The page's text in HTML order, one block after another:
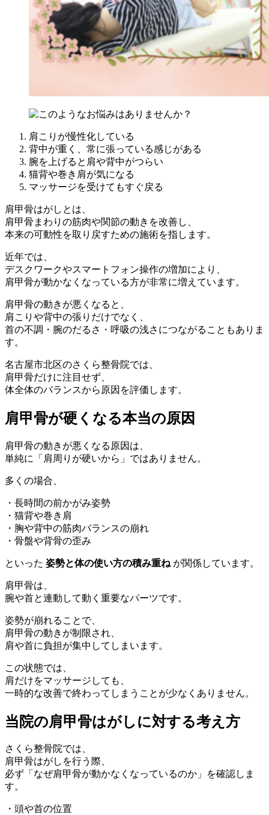
肩こりが慢性化している
背中が重く、常に張っている感じがある
腕を上げると肩や背中がつらい
猫背や巻き肩が気になる
マッサージを受けてもすぐ戻る
肩甲骨はがしとは、
肩甲骨まわりの筋肉や関節の動きを改善し、
本来の可動性を取り戻すための施術を指します。
近年では、
デスクワークやスマートフォン操作の増加により、
肩甲骨が動かなくなっている方が非常に増えています。
肩甲骨の動きが悪くなると、
肩こりや背中の張りだけでなく、
首の不調・腕のだるさ・呼吸の浅さにつながることもありま
す。
名古屋市北区のさくら整骨院では、
肩甲骨だけに注目せず、
体全体のバランスから原因を評価します。
肩甲骨が硬くなる本当の原因
肩甲骨の動きが悪くなる原因は、
単純に「肩周りが硬いから」ではありません。
多くの場合、
・長時間の前かがみ姿勢
・猫背や巻き肩
・胸や背中の筋肉バランスの崩れ
・骨盤や背骨の歪み
といった 姿勢と体の使い方の積み重ね が関係しています。
肩甲骨は、
腕や首と連動して動く重要なパーツです。
姿勢が崩れることで、
肩甲骨の動きが制限され、
肩や首に負担が集中してしまいます。
この状態では、
肩だけをマッサージしても、
一時的な改善で終わってしまうことが少なくありません。
当院の肩甲骨はがしに対する考え方
さくら整骨院では、
肩甲骨はがしを行う際、
必ず「なぜ肩甲骨が動かなくなっているのか」を確認しま
す。
・頭や首の位置